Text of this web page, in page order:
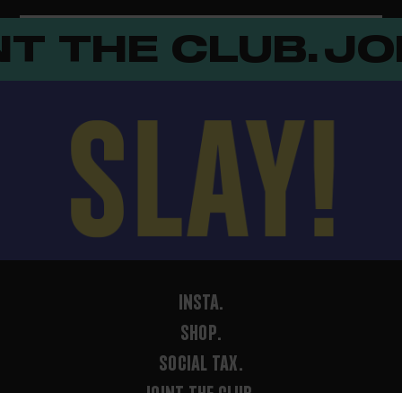
THE CLUB.
SLAY!
INSTA.
SHOP.
SOCIAL TAX.